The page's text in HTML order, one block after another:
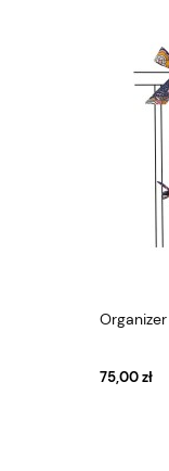
75,00 zł